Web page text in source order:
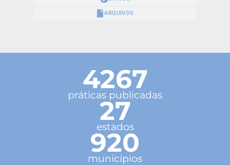
ARQUIVOS
4267
práticas publicadas
27
estados
920
municípios